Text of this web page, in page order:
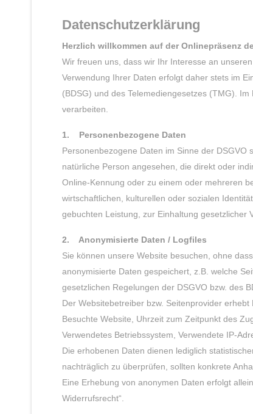
Datenschutzerklärung
Herzlich willkommen auf der Onlinepräsenz
Wir freuen uns, dass wir Ihr Interesse an
Verwendung Ihrer Daten erfolgt daher stets im
(BDSG) und des Telemediengesetzes (TMG).
verarbeiten.
1. Personenbezogene Daten
Personenbezogene Daten im Sinne der
natürliche Person angesehen, die direkt oder
Online-Kennung oder zu einem oder mehreren
wirtschaftlichen, kulturellen oder sozialen
gebuchten Leistung, zur Einhaltung gesetzlicher
2. Anonymisierte Daten / Logfiles
Sie können unsere Website besuchen, ohne
anonymisierte Daten gespeichert, z.B. welche
gesetzlichen Regelungen der DSGVO bzw. des
Der Websitebetreiber bzw. Seitenprovider
Besuchte Website, Uhrzeit zum Zeitpunkt des
Verwendetes Betriebssystem, Verwendete IP-
Die erhobenen Daten dienen lediglich
nachträglich zu überprüfen, sollten konkrete
Eine Erhebung von anonymen Daten erfolgt
Widerrufsrecht“.